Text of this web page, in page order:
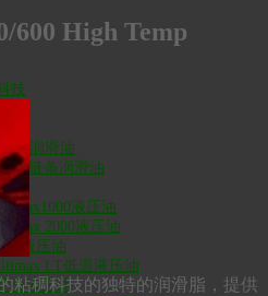
技
温润滑油
温链条润滑油
液压油
2000液压油
液压油
LT低温液压油
火液压油
High Temp
粘稠科技的独特的润滑脂，提供